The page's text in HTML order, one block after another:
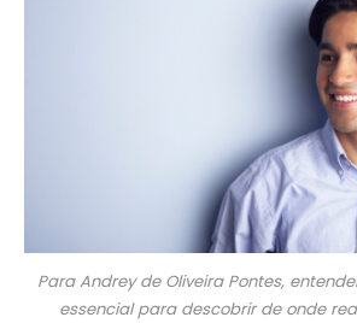
Para Andrey de Oliveira Pontes,
essencial para descobrir de onde